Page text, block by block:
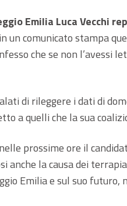
Emilia Luca Vecchi
un comunicato stampa
che se non l’avessi
di rileggere i dati di
a quelli che la sua
prossime ore il
anche la causa dei
Emilia e sul suo futuro,